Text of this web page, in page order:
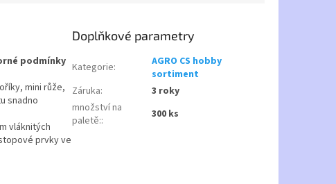
podmínky
mini růže,
snadno
vláknitých
prvky ve
Doplňkové parametry
Kategorie:
AGRO CS hobby
sortiment
Záruka:
3 roky
množství na
paletě:: 300 ks